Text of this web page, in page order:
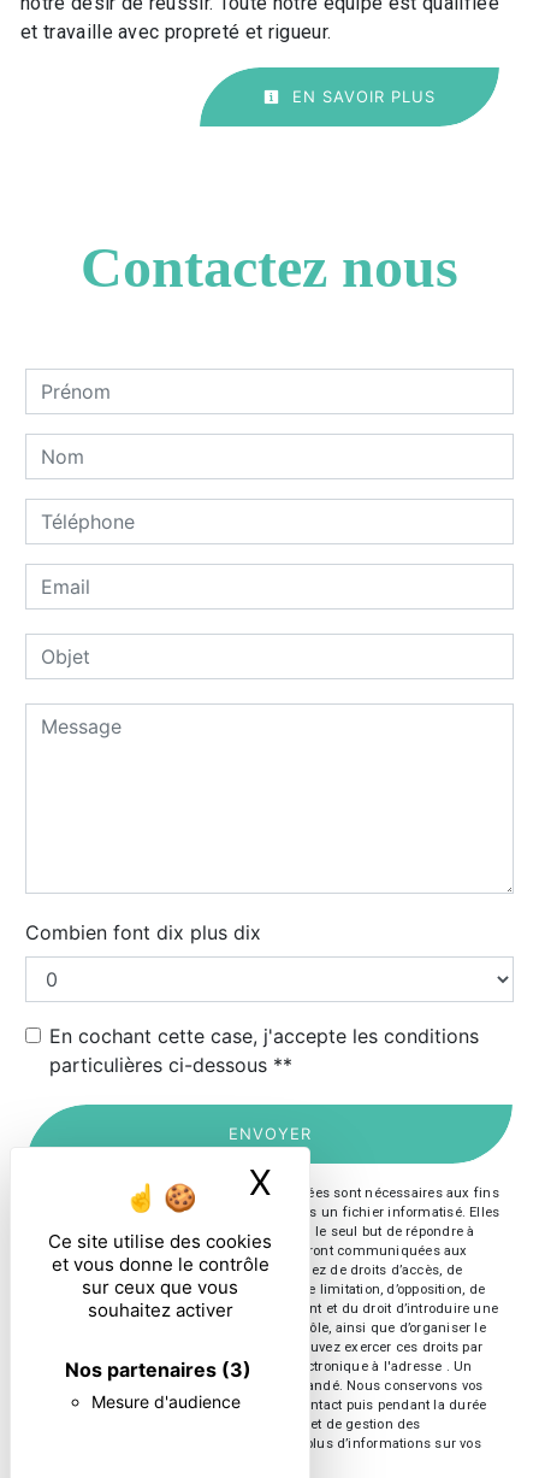
Ce site utilise des cookies
et vous donne le contrôle
sur ceux que vous
souhaitez activer
Nos partenaires (3)
Mesure d'audience
X Masquer le
et travaille avec propreté et rigueur.
EN SAVOIR PLUS
Contactez nous
Combien font dix plus dix
En cochant cette case, j'accepte les conditions
particulières ci-dessous **
ENVOYER
** Les données personnelles communiquées sont nécessaires aux fins
de vous contacter et sont enregistrées dans un fichier informatisé. Elles
sont destinées à et ses sous-traitants dans le seul but de répondre à
votre message. Les données collectées seront communiquées aux
seuls destinataires suivants: . Vous disposez de droits d’accès, de
rectification, d’effacement, de portabilité, de limitation, d’opposition, de
retrait de votre consentement à tout moment et du droit d’introduire une
réclamation auprès d’une autorité de contrôle, ainsi que d’organiser le
sort de vos données post-mortem. Vous pouvez exercer ces droits par
voie postale à l'adresse ou par courrier électronique à l'adresse . Un
justificatif d'identité pourra vous être demandé. Nous conservons vos
données pendant la période de prise de contact puis pendant la durée
de prescription légale aux fins probatoires et de gestion des
contentieux. Consultez le site cnil.fr pour plus d’informations sur vos